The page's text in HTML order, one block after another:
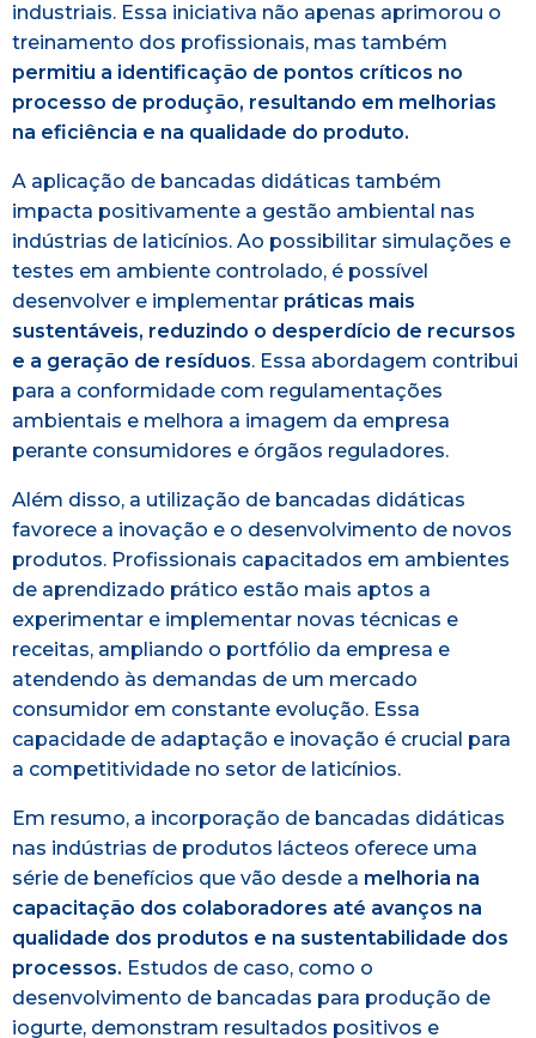
industriais. Essa iniciativa não apenas aprimorou o
treinamento dos profissionais, mas também
permitiu a identificação de pontos críticos no
processo de produção, resultando em melhorias
na eficiência e na qualidade do produto.
A aplicação de bancadas didáticas também
impacta positivamente a gestão ambiental nas
indústrias de laticínios. Ao possibilitar simulações e
testes em ambiente controlado, é possível
desenvolver e implementar práticas mais
sustentáveis, reduzindo o desperdício de recursos
e a geração de resíduos. Essa abordagem contribui
para a conformidade com regulamentações
ambientais e melhora a imagem da empresa
perante consumidores e órgãos reguladores.​
Além disso, a utilização de bancadas didáticas
favorece a inovação e o desenvolvimento de novos
produtos. Profissionais capacitados em ambientes
de aprendizado prático estão mais aptos a
experimentar e implementar novas técnicas e
receitas, ampliando o portfólio da empresa e
atendendo às demandas de um mercado
consumidor em constante evolução. Essa
capacidade de adaptação e inovação é crucial para
a competitividade no setor de laticínios.​
Em resumo, a incorporação de bancadas didáticas
nas indústrias de produtos lácteos oferece uma
série de benefícios que vão desde a melhoria na
capacitação dos colaboradores até avanços na
qualidade dos produtos e na sustentabilidade dos
processos. Estudos de caso, como o
desenvolvimento de bancadas para produção de
iogurte, demonstram resultados positivos e